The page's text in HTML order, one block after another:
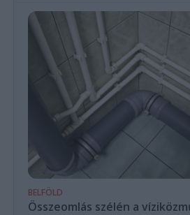
BELFÖLD
Összeomlás szélén a